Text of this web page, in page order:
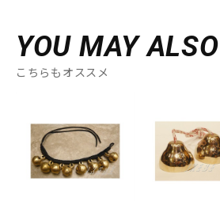
YOU MAY
こちらもオススメ